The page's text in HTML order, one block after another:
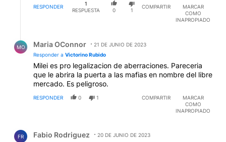
RESPONDER
1
RESPUESTA
0 1
COMPARTIR
MARCAR
COMO
INAPROPIADO
MO Maria OConnor
21 DE JUNIO DE 2023
Responder a Victorino Rubido
Milei es pro legalizacion de aberraciones. Pareceria
que le abrira la puerta a las mafias en nombre del libre
mercado. Es peligroso.
RESPONDER 0 1 COMPARTIR
MARCAR
COMO
INAPROPIADO
FR Fabio Rodriguez 20 DE JUNIO DE 2023